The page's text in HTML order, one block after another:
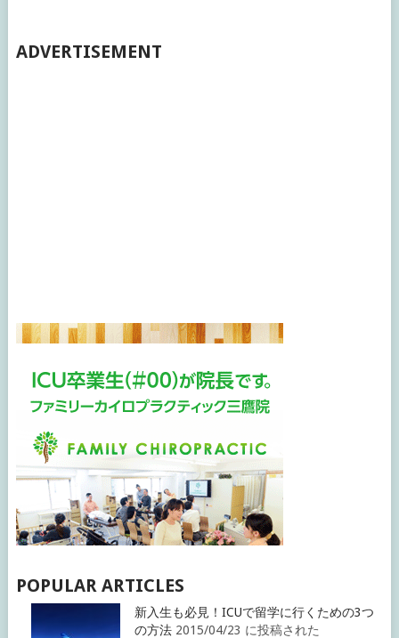
ADVERTISEMENT
POPULAR ARTICLES
新入生も必見！ICUで留学に行くための3つ
の方法 2015/04/23 に投稿された